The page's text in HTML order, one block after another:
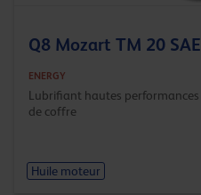
Q8 Mozart TM 20
ENERGY
Lubrifiant hautes
de coffre
Huile moteur